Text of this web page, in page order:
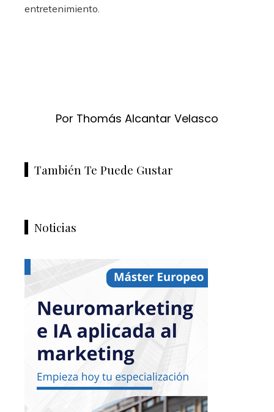
entretenimiento.
Por Thomás Alcantar Velasco
También Te Puede Gustar
Noticias